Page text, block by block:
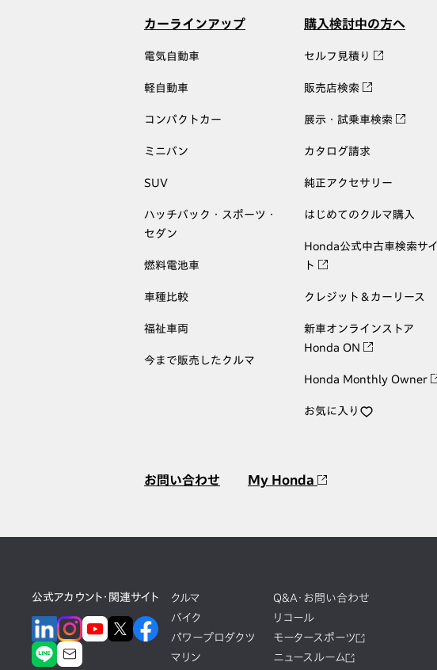
カーラインアップ
電気自動車
軽自動車
コンパクトカー
ミニバン
SUV
ハッチバック・スポーツ・
セダン
燃料電池車
車種比較
福祉車両
今まで販売したクルマ
購入検討中の方へ
セルフ見積り
販売店検索
展示・試乗車検索
カタログ請求
純正アクセサリー
はじめてのクルマ購入
Honda公式中古車検索サイ
ト
クレジット＆カーリース
新車オンラインストア
Honda ON
Honda Monthly Owner
お気に入り
お問い合わせ My Honda
公式アカウント・関連サイト
クルマ
バイク
パワープロダクツ
マリン
Q&A・お問い合わせ
リコール
モータースポーツ
ニュースルーム